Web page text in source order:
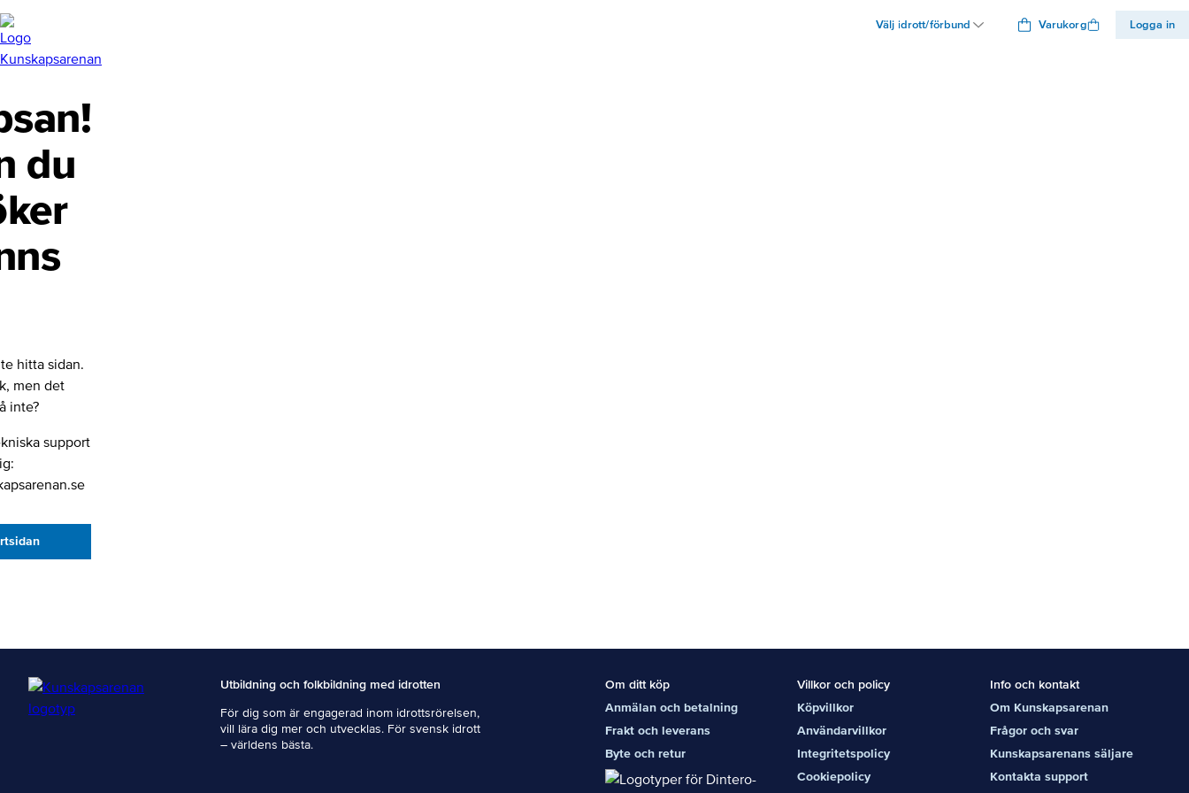
Välj idrott/förbund Varukorg Logga in
du
hitta sidan.
men det
inte?
support
Utbildning och folkbildning med idrotten
För dig som är engagerad inom idrottsrörelsen,
vill lära dig mer och utvecklas. För svensk idrott
– världens bästa.
Om ditt köp
Anmälan och betalning
Frakt och leverans
Byte och retur
Villkor och policy
Köpvillkor
Användarvillkor
Integritetspolicy
Cookiepolicy
Info och kontakt
Om Kunskapsarenan
Frågor och svar
Kunskapsarenans säljare
Kontakta support